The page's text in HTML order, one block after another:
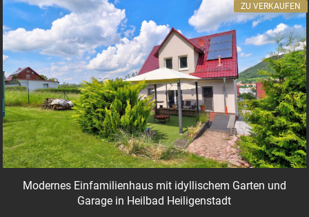
Modernes Einfamilienhaus mit idyllischem Garten und
Garage in Heilbad Heiligenstadt
ZU VERKAUFEN